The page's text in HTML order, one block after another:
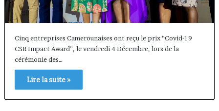
Cinq entreprises Camerounaises ont reçu le prix “Covid-19
CSR Impact Award”, le vendredi 4 Décembre, lors de la
cérémonie des…
Lire la suite »